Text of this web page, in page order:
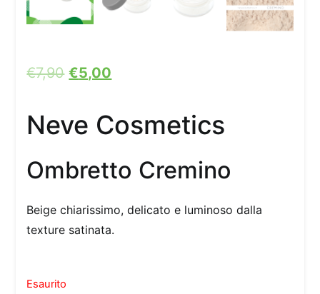
€7,90 €5,00
Neve Cosmetics
Ombretto Cremino
Beige chiarissimo, delicato e luminoso dalla
texture satinata.
Esaurito